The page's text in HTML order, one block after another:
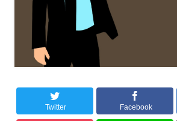
Twitter Facebook